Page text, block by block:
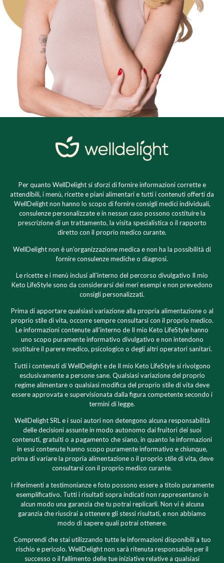
Per quanto WellDelight si sforzi di fornire informazioni corrette e
attendibili, i menù, ricette e piani alimentari e tutti i contenuti offerti da
WellDelight non hanno lo scopo di fornire consigli medici individuali,
consulenze personalizzate e in nessun caso possono costituire la
prescrizione di un trattamento, la visita specialistica o il rapporto
diretto con il proprio medico curante.
WellDelight non è un’organizzazione medica e non ha la possibilità di
fornire consulenze mediche o diagnosi.
Le ricette e i menù inclusi all’interno del percorso divulgativo Il mio
Keto LifeStyle sono da considerarsi dei meri esempi e non prevedono
consigli personalizzati.
Prima di apportare qualsiasi variazione alla propria alimentazione o al
proprio stile di vita, occorre sempre consultarsi con il proprio medico.
Le informazioni contenute all’interno de Il mio Keto LifeStyle hanno
uno scopo puramente informativo divulgativo e non intendono
sostituire il parere medico, psicologico o degli altri operatori sanitari.
Tutti i contenuti di WellDelight e de Il mio Keto LifeStyle si rivolgono
esclusivamente a persone sane. Qualsiasi variazione del proprio
regime alimentare o qualsiasi modifica del proprio stile di vita deve
essere approvata e supervisionata dalla figura competente secondo i
termini di legge.
WellDelight SRL e i suoi autori non detengono alcuna responsabilità
delle decisioni assunte in modo autonomo dai fruitori dei suoi
contenuti, gratuiti o a pagamento che siano, in quanto le informazioni
in essi contenute hanno scopo puramente informativo e chiunque,
prima di variare la propria alimentazione o il proprio stile di vita, deve
consultarsi con il proprio medico curante.
I riferimenti a testimonianze e foto possono essere a titolo puramente
esemplificativo. Tutti i risultati sopra indicati non rappresentano in
alcun modo una garanzia che tu potrai replicarli. Non vi è alcuna
garanzia che riuscirai a ottenere gli stessi risultati, e non abbiamo
modo di sapere quali potrai ottenere.
Comprendi che stai utilizzando tutte le informazioni disponibili a tuo
rischio e pericolo. WellDelight non sarà ritenuta responsabile per il
successo o il fallimento delle tue iniziative relative a qualsiasi